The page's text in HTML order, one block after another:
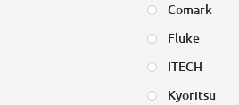
Comark
Fluke
ITECH
Kyoritsu